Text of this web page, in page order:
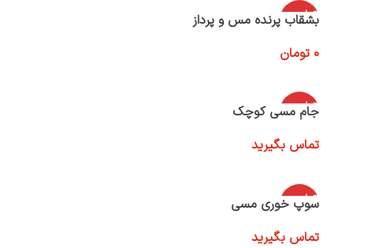
اتمام موج
ودی
بشقاب پرنده مس و پرداز
0 تومان
اتمام موج
ودی
جام مسی کوچک
تماس بگیرید
اتمام موج
ودی
سوپ خوری مسی
تماس بگیرید